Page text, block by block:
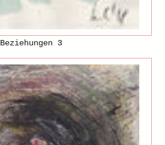
Beziehungen 3